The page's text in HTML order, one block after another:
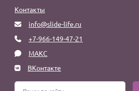
Контакты
info@slide-life.ru
+7-966-149-47-21
МАКС
ВКонтакте